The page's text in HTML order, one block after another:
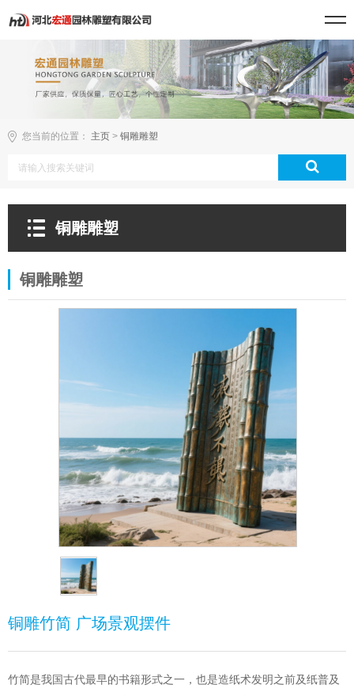
您当前的位置： 主页 > 铜雕雕塑
铜雕雕塑
铜雕雕塑
铜雕竹简 广场景观摆件
竹简是我国古代最早的书籍形式之一，也是造纸术发明之前及纸普及